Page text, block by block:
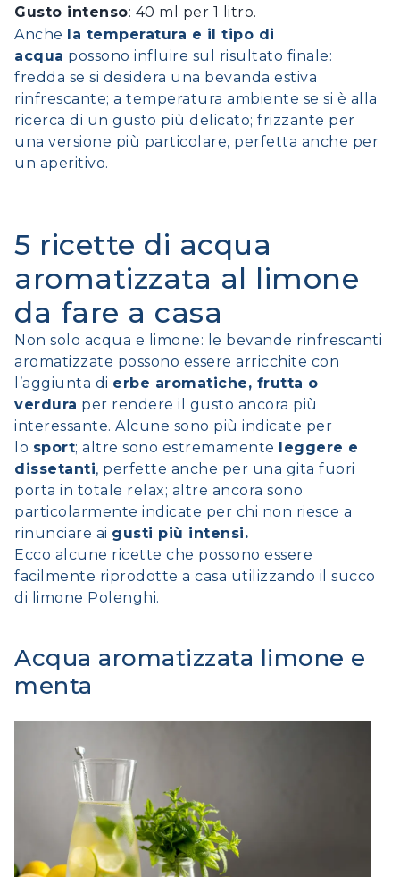
Gusto intenso: 40 ml per 1 litro.
Anche la temperatura e il tipo di
acqua possono influire sul risultato finale:
fredda se si desidera una bevanda estiva
rinfrescante; a temperatura ambiente se si è alla
ricerca di un gusto più delicato; frizzante per
una versione più particolare, perfetta anche per
un aperitivo.
5 ricette di acqua
aromatizzata al limone
da fare a casa
Non solo acqua e limone: le bevande rinfrescanti
aromatizzate possono essere arricchite con
l’aggiunta di erbe aromatiche, frutta o
verdura per rendere il gusto ancora più
interessante. Alcune sono più indicate per
lo sport; altre sono estremamente leggere e
dissetanti, perfette anche per una gita fuori
porta in totale relax; altre ancora sono
particolarmente indicate per chi non riesce a
rinunciare ai gusti più intensi.
Ecco alcune ricette che possono essere
facilmente riprodotte a casa utilizzando il succo
di limone Polenghi.
Acqua aromatizzata limone e
menta